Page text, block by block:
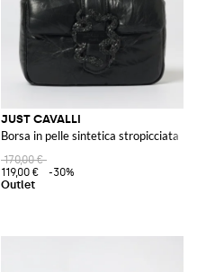
JUST CAVALLI
Borsa in pelle sintetica stropicciata
170,00 €
119,00 €
-30%